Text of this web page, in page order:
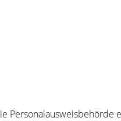
Personalausweisbehörde